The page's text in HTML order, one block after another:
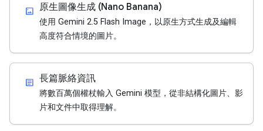
imagesmode 原生圖像生成 (Nano Banana)
使用 Gemini 2.5 Flash Image，以原生方式生成及編輯
高度符合情境的圖片。
article 長篇脈絡資訊
將數百萬個權杖輸入 Gemini 模型，從非結構化圖片、影
片和文件中取得理解。